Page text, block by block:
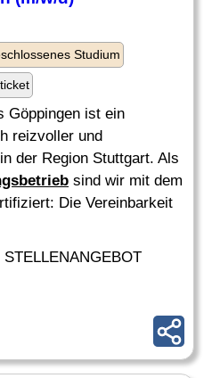
Studium
Göppingen ist ein
reizvoller und
der Region Stuttgart. Als
sind wir mit dem
Die Vereinbarkeit